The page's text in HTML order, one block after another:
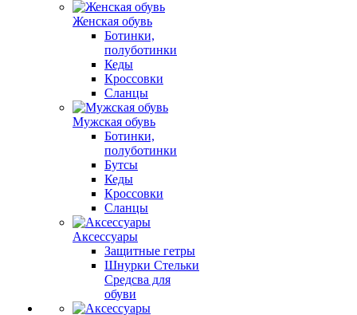
Женская обувь
Ботинки,
полуботинки
Кеды
Кроссовки
Сланцы
Мужская обувь
Ботинки,
полуботинки
Бутсы
Кеды
Кроссовки
Сланцы
Аксессуары
Защитные гетры
Шнурки Стельки
Средсва для
обуви